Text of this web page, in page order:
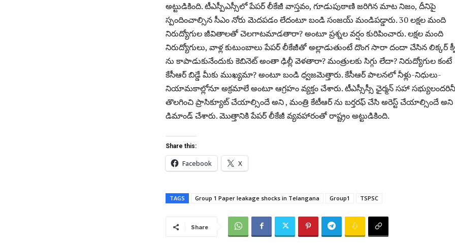
అట్టుడికింది. టీఎస్పీఎస్సీలో పేపర్ లీకేజీ వాస్తవం, గూడుపుఠాణి జరిగిన మాట నిజం, దీనిపై
స్పందించాల్సిన సీఎం నోరు మెదపడం లేదంటూ బండి సంజయ్‌ మండిపడ్డారు. 30 లక్షల మంది
నిరుద్యోగుల జీవితాలతో చెలగాటమాడతారా? అంటూ ప్రశ్నల వర్షం కురిపించారు. లక్షల మంది
నిరుద్యోగులు, వాళ్ల కుటుంబాలు పేపర్ లీకేజీతో అల్లాడుతుంటే దొంగ సారా దందా చేసిన లిక్కర్
ను కాపాడుకునేందుకు కెబినెట్ అంతా ఢిల్లీ వెళతారా? మంత్రులకు సిగ్గు లేదా? నిరుద్యోగుల కంటే
కేసీఆర్ బిడ్డే మీకు ముఖ్యమా? అంటూ బండి ధ్వజమెత్తారు. కేసీఆర్ పాలనలో నీళ్లు-నిధులు-
నియామకాల్లోనూ అక్రమాలే అంటూ ఆగ్రహం వ్యక్తం చేశారు. టీఎస్సీస్సీ ఛైర్మన్ సహా సభ్యులందరినీ
తొలగించి ప్రాసిక్యూట్ చేయాల్సిందే అని , మంత్రి కేటీఆర్ ను బర్తరఫ్ చేసి అరెస్ట్ చేయాల్సిందే అని
డిమాండ్‌ చేశారు. మొత్తానికి పేప‌ర్ లీకేజీ వ్య‌వ‌హారంతో రాష్ట్రం అట్టుడికింది.
Share this:
Facebook X
TAGS Group 1 Paper leakage shocks in Telangana Group1 TSPSC
Share